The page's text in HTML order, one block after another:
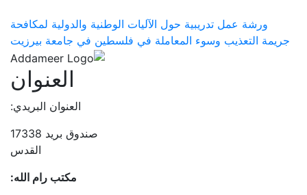
ورشة عمل تدريبية حول الآليات الوطنية والدولية لمكافحة
جريمة التعذيب وسوء المعاملة في فلسطين في جامعة بيرزيت
العنوان
العنوان البريدي:
صندوق بريد 17338
القدس
مكتب رام الله: